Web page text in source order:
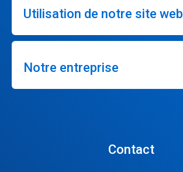
Utilisation de notre site web
Notre entreprise
Contact